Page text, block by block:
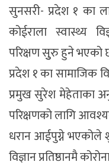
सुनसरी- प्रदेश १ का
कोईराला स्वास्थ्य
परिक्षण सुुरु हुने भएको
प्रदेश १ का सामाजिक
प्रमुख सुरेश मेहेताका
परिक्षणको लागि
धरान आईपुग्ने भएकोले
विज्ञान प्रतिष्ठानमै